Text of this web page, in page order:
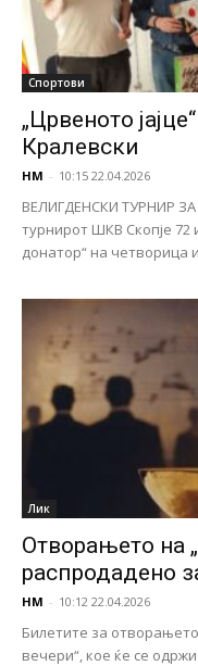
Спортови
„Црвеното
Кралевски
НМ - 10:15 22.04.2026
ВЕЛИГДЕНСКИ ТУРНИР
турнирот ШКВ Скопје 72
донатор“ на четворица
Лик
Отворањето на
распродадено
НМ - 10:12 22.04.2026
Билетите за
вечери“, кое ќе се